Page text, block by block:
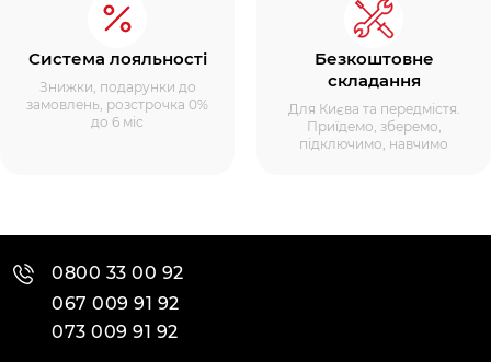
Система лояльності
Знижки, подарунки до
замовлень, розстрочка 0%
до 6 міс
Безкоштовне
складання
Для Києва та передмістя.
Приїдемо, зберемо,
підключимо, навчимо
0800 33 00 92
067 009 91 92
073 009 91 92